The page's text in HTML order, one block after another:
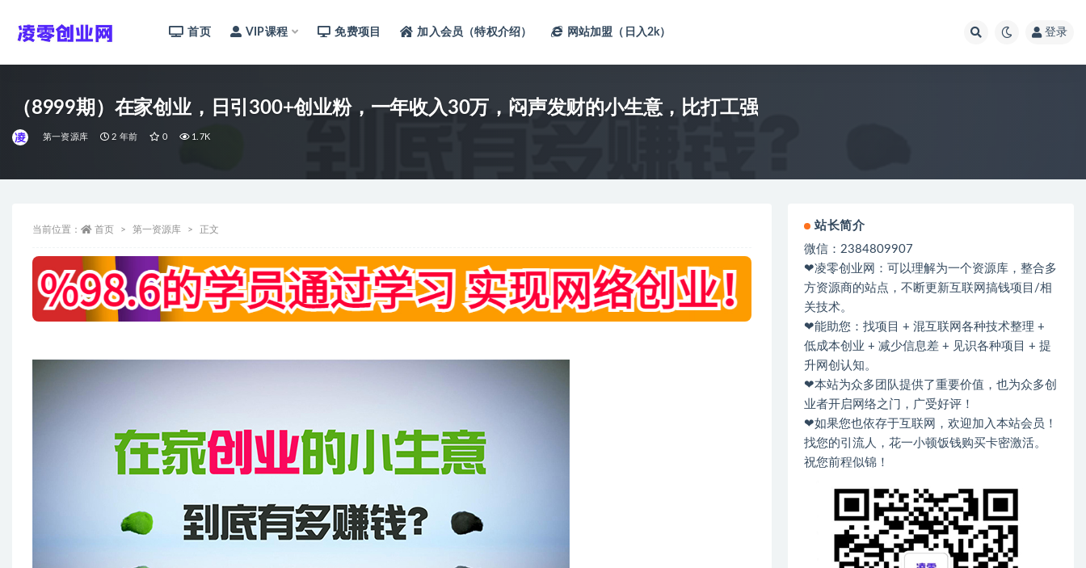
首页 VIP课程 免费项目 加入会员（特权介绍） 网站加盟（日入2k） 登录
（8999期）在家创业，日引300+创业粉，一年收入30万，闷声发财的小生意，比打工强
第一资源库 2 年前 0 1.7K
当前位置： 首页 第一资源库 正文
站长简介
微信：2384809907
❤凌零创业网：可以理解为一个资源库，整合多
方资源商的站点，不断更新互联网搞钱项目/相
关技术。
❤能助您：找项目 + 混互联网各种技术整理 +
低成本创业 + 减少信息差 + 见识各种项目 + 提
升网创认知。
❤本站为众多团队提供了重要价值，也为众多创
业者开启网络之门，广受好评！
❤如果您也依存于互联网，欢迎加入本站会员！
找您的引流人，花一小顿饭钱购买卡密激活。
祝您前程似锦！